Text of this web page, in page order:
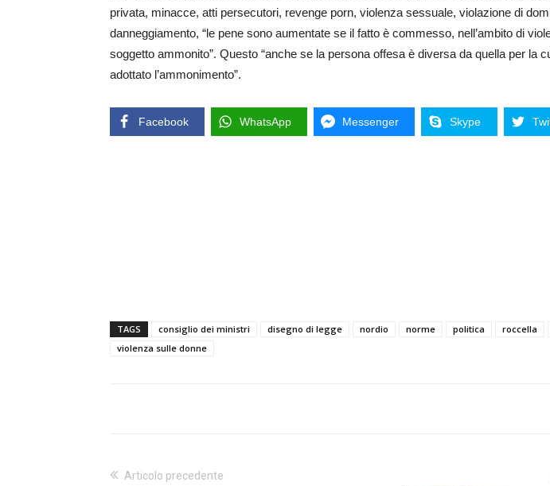
privata, minacce, atti persecutori, revenge porn, violenza sessuale, violazione di
danneggiamento, “le pene sono aumentate se il fatto è commesso, nell’ambito di
soggetto ammonito”. Questo “anche se la persona offesa è diversa da quella per la
adottato l’ammonimento”.
Facebook WhatsApp Messenger Skype
TAGS consiglio dei ministri disegno di legge nordio norme politica roccella
violenza sulle donne
Articolo precedente